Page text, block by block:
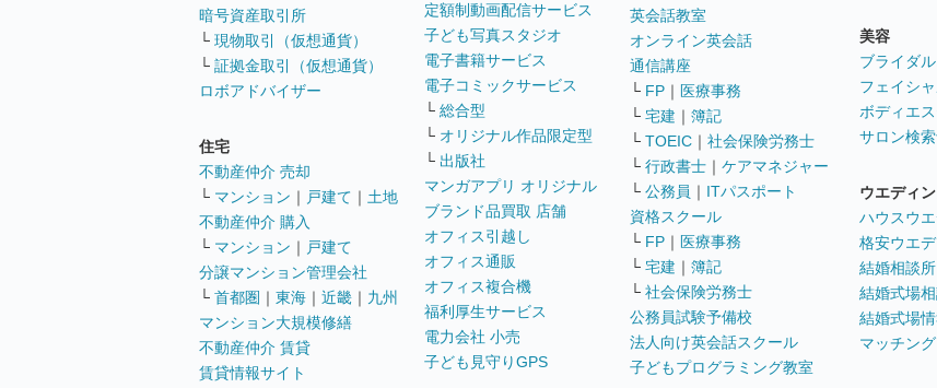
暗号資産取引所
└ 現物取引（仮想通貨）
└ 証拠金取引（仮想通貨）
ロボアドバイザー
住宅
不動産仲介 売却
└ マンション ｜ 戸建て ｜ 土地
不動産仲介 購入
└ マンション ｜ 戸建て
分譲マンション管理会社
└ 首都圏 ｜ 東海 ｜ 近畿 ｜ 九州
マンション大規模修繕
不動産仲介 賃貸
賃貸情報サイト
定額制動画配信サービス
子ども写真スタジオ
電子書籍サービス
電子コミックサービス
└ 総合型
└ オリジナル作品限定型
└ 出版社
マンガアプリ オリジナル
ブランド品買取 店舗
オフィス引越し
オフィス通販
オフィス複合機
福利厚生サービス
電力会社 小売
子ども見守りGPS
英会話教室
オンライン英会話
通信講座
└ FP ｜ 医療事務
└ 宅建 ｜ 簿記
└ TOEIC ｜ 社会保険労務士
└ 行政書士 ｜ ケアマネジャー
└ 公務員 ｜ ITパスポート
資格スクール
└ FP ｜ 医療事務
└ 宅建 ｜ 簿記
└ 社会保険労務士
公務員試験予備校
法人向け英会話スクール
子どもプログラミング教室
美容
ブライダ
フェイシ
ボディエ
サロン検
ウエディ
ハウスウ
格安ウエ
結婚相談所
結婚式場
結婚式場
マッチン